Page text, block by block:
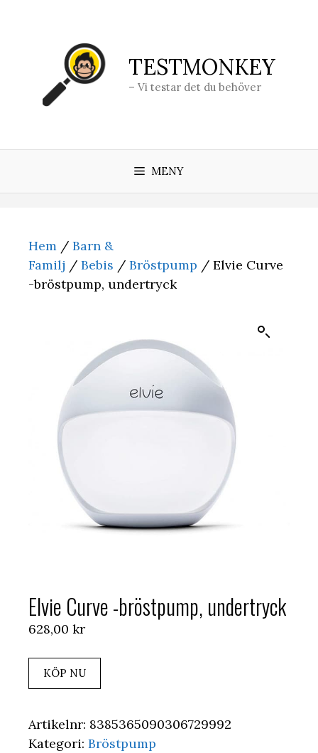
TESTMONKEY
– Vi testar det du behöver
MENY
Hem / Barn &
Familj / Bebis / Bröstpump / Elvie Curve
-bröstpump, undertryck
Elvie Curve -bröstpump, undertryck
628,00 kr
KÖP NU
Artikelnr: 8385365090306729992
Kategori: Bröstpump